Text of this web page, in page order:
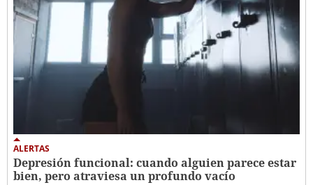
ALERTAS
Depresión funcional: cuando alguien parece estar
bien, pero atraviesa un profundo vacío